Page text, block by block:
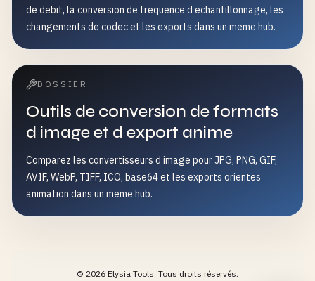
de debit, la conversion de frequence d echantillonnage, les
changements de codec et les exports dans un meme hub.
DOSSIER
Outils de conversion de formats
d image et d export anime
Comparez les convertisseurs d image pour JPG, PNG, GIF,
AVIF, WebP, TIFF, ICO, base64 et les exports orientes
animation dans un meme hub.
© 2026 Elysia Tools. Tous droits réservés.